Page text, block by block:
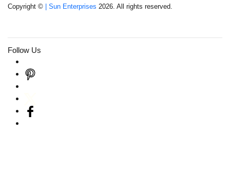
Copyright © | Sun Enterprises 2026. All rights reserved.
Follow Us